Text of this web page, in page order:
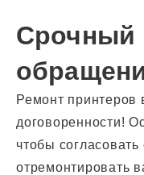
Срочный
Ремонт принтеров
договоренности!
чтобы
отремонтировать